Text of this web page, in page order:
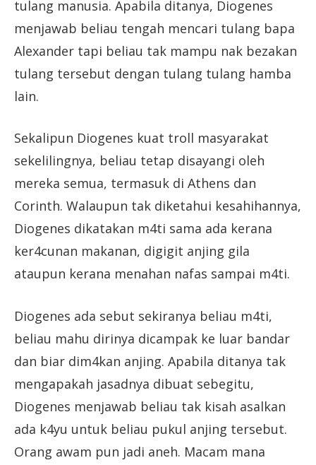
tulang manusia. Apabila ditanya, Diogenes
menjawab beliau tengah mencari tulang bapa
Alexander tapi beliau tak mampu nak bezakan
tulang tersebut dengan tulang tulang hamba
lain.
Sekalipun Diogenes kuat troll masyarakat
sekelilingnya, beliau tetap disayangi oleh
mereka semua, termasuk di Athens dan
Corinth. Walaupun tak diketahui kesahihannya,
Diogenes dikatakan m4ti sama ada kerana
ker4cunan makanan, digigit anjing gila
ataupun kerana menahan nafas sampai m4ti.
Diogenes ada sebut sekiranya beliau m4ti,
beliau mahu dirinya dicampak ke luar bandar
dan biar dim4kan anjing. Apabila ditanya tak
mengapakah jasadnya dibuat sebegitu,
Diogenes menjawab beliau tak kisah asalkan
ada k4yu untuk beliau pukul anjing tersebut.
Orang awam pun jadi aneh. Macam mana